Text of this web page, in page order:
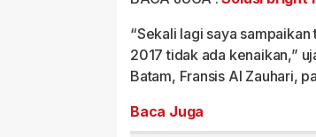
“Sekali lagi saya
2017 tidak ada kenaikan,”
Batam, Fransis Al Zauhari,
Baca Juga